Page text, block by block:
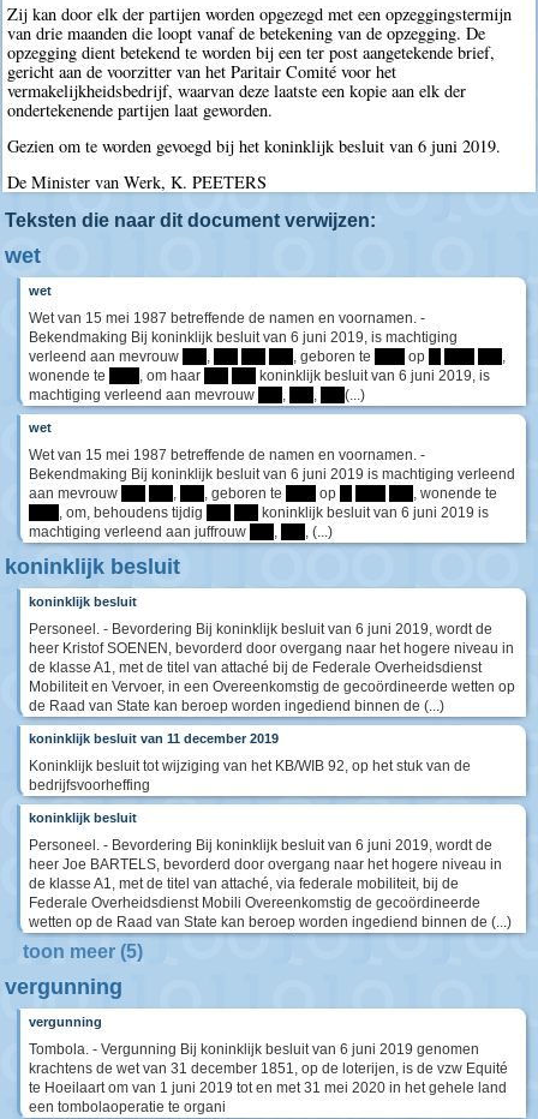
Zij kan door elk der partijen worden opgezegd met een opzeggingstermijn
van drie maanden die loopt vanaf de betekening van de opzegging. De
opzegging dient betekend te worden bij een ter post aangetekende brief,
gericht aan de voorzitter van het Paritair Comité voor het
vermakelijkheidsbedrijf, waarvan deze laatste een kopie aan elk der
ondertekenende partijen laat geworden.
Gezien om te worden gevoegd bij het koninklijk besluit van 6 juni 2019.
De Minister van Werk, K. PEETERS
Teksten die naar dit document verwijzen:
wet
wet
Wet van 15 mei 1987 betreffende de namen en voornamen. -
Bekendmaking Bij koninklijk besluit van 6 juni 2019, is machtiging
verleend aan mevrouw
, geboren te op
wonende te
, om haar
koninklijk besluit van 6 juni 2019, is
machtiging verleend aan mevrouw
(...)
wet
Wet van 15 mei 1987 betreffende de namen en voornamen. -
Bekendmaking Bij koninklijk besluit van 6 juni 2019 is machtiging verleend
aan mevrouw
, geboren te op
, wonende te
, om, behoudens tijdig
koninklijk besluit van 6 juni 2019 is
machtiging verleend aan juffrouw
, (...)
koninklijk besluit
koninklijk besluit
Personeel. - Bevordering Bij koninklijk besluit van 6 juni 2019, wordt de
heer Kristof SOENEN, bevorderd door overgang naar het hogere niveau in
de klasse A1, met de titel van attaché bij de Federale Overheidsdienst
Mobiliteit en Vervoer, in een Overeenkomstig de gecoördineerde wetten op
de Raad van State kan beroep worden ingediend binnen de (...)
koninklijk besluit van 11 december 2019
Koninklijk besluit tot wijziging van het KB/WIB 92, op het stuk van de
bedrijfsvoorheffing
koninklijk besluit
Personeel. - Bevordering Bij koninklijk besluit van 6 juni 2019, wordt de
heer Joe BARTELS, bevorderd door overgang naar het hogere niveau in
de klasse A1, met de titel van attaché, via federale mobiliteit, bij de
Federale Overheidsdienst Mobili Overeenkomstig de gecoördineerde
wetten op de Raad van State kan beroep worden ingediend binnen de (...)
toon meer (5)
vergunning
vergunning
Tombola. - Vergunning Bij koninklijk besluit van 6 juni 2019 genomen
krachtens de wet van 31 december 1851, op de loterijen, is de vzw Equité
te Hoeilaart om van 1 juni 2019 tot en met 31 mei 2020 in het gehele land
een tombolaoperatie te organi